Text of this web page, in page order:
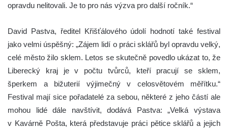
opravdu nelitovali. Je to pro nás výzva pro další ročník.“
David Pastva, ředitel Křišťálového údolí hodnotí také festival
jako velmi úspěšný: „Zájem lidí o práci sklářů byl opravdu velký,
celé město žilo sklem. Letos se skutečně povedlo ukázat to, že
Liberecký kraj je v počtu tvůrců, kteří pracují se sklem,
šperkem a bižuterií výjimečný v celosvětovém měřítku.“
Festival mají sice pořadatelé za sebou, některé z jeho částí ale
mohou lidé dále navštívit, dodává Pastva: „Velká výstava
v Kavárně Pošta, která představuje práci pětice sklářů a jejich